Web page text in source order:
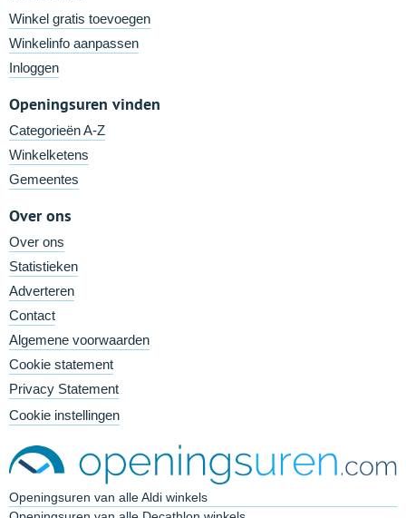
Winkel gratis toevoegen
Winkelinfo aanpassen
Inloggen
Openingsuren vinden
Categorieën A-Z
Winkelketens
Gemeentes
Over ons
Over ons
Statistieken
Adverteren
Contact
Algemene voorwaarden
Cookie statement
Privacy Statement
Cookie instellingen
Openingsuren van alle Aldi winkels